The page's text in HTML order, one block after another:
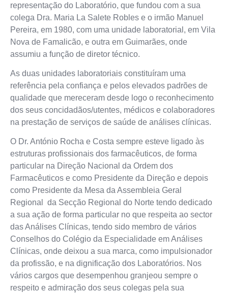
representação do Laboratório, que fundou com a sua
colega Dra. Maria La Salete Robles e o irmão Manuel
Pereira, em 1980, com uma unidade laboratorial, em Vila
Nova de Famalicão, e outra em Guimarães, onde
assumiu a função de diretor técnico.
As duas unidades laboratoriais constituíram uma
referência pela confiança e pelos elevados padrões de
qualidade que mereceram desde logo o reconhecimento
dos seus concidadãos/utentes, médicos e colaboradores
na prestação de serviços de saúde de análises clínicas.
O Dr. António Rocha e Costa sempre esteve ligado às
estruturas profissionais dos farmacêuticos, de forma
particular na Direção Nacional da Ordem dos
Farmacêuticos e como Presidente da Direção e depois
como Presidente da Mesa da Assembleia Geral
Regional da Secção Regional do Norte tendo dedicado
a sua ação de forma particular no que respeita ao sector
das Análises Clínicas, tendo sido membro de vários
Conselhos do Colégio da Especialidade em Análises
Clínicas, onde deixou a sua marca, como impulsionador
da profissão, e na dignificação dos Laboratórios. Nos
vários cargos que desempenhou granjeou sempre o
respeito e admiração dos seus colegas pela sua